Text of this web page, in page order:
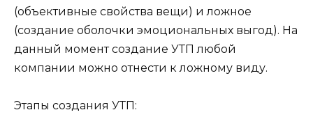
(объективные свойства вещи) и ложное
(создание оболочки эмоциональных выгод). На
данный момент создание УТП любой
компании можно отнести к ложному виду.
Этапы создания УТП: